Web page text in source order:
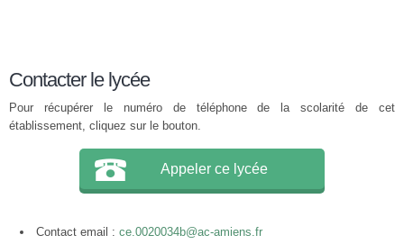
Contacter le lycée
Pour récupérer le numéro de téléphone de la scolarité de cet
établissement, cliquez sur le bouton.
Appeler ce lycée
Contact email : ce.0020034b@ac-amiens.fr